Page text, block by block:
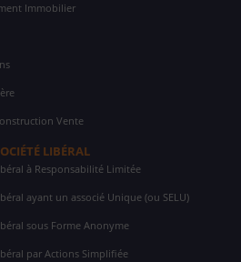
Immobilier
Vente
LIBÉRAL
à Responsabilité Limitée
ayant un associé Unique (ou SELU)
sous Forme Anonyme
par Actions Simplifiée